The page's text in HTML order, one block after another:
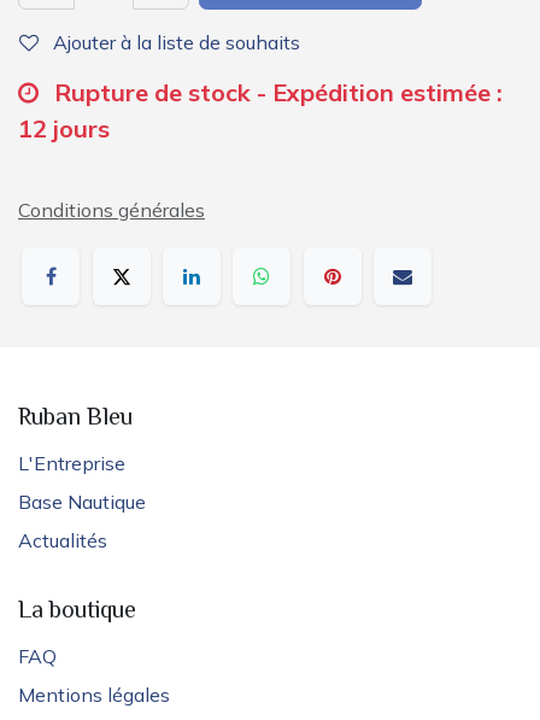
Ajouter à la liste de souhaits
Rupture de stock - Expédition estimée :
12 jours
Conditions générales
Ruban Bleu
L'Entreprise
Base Nautique
Actualités
La boutique
FAQ
Mentions légales